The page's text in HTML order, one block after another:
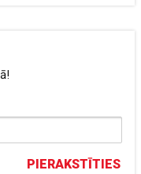
PIERAKSTĪTIES